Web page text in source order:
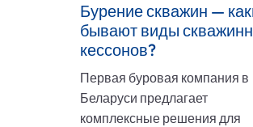
Бурение скважин —
бывают виды
кессонов?
Первая буровая компания в
Беларуси предлагает
комплексные решения для